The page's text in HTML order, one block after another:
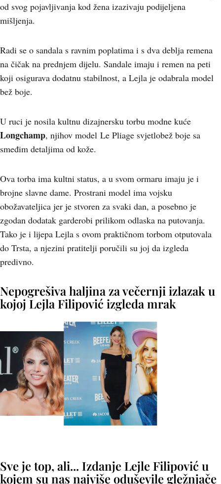
od svog pojavljivanja kod žena izazivaju podijeljena
mišljenja.
Radi se o sandala s ravnim poplatima i s dva deblja remena
na čičak na prednjem dijelu. Sandale imaju i remen na peti
koji osigurava dodatnu stabilnost, a Lejla je odabrala model
bež boje.
U ruci je nosila kultnu dizajnersku torbu modne kuće
Longchamp, njihov model Le Pliage svjetlobež boje sa
smeđim detaljima od kože.
Ova torba ima kultni status, a u svom ormaru imaju je i
brojne slavne dame. Prostrani model ima vojsku
obožavateljica jer je stvoren za svaki dan, a posebno je
zgodan dodatak garderobi prilikom odlaska na putovanja.
Tako je i lijepa Lejla s ovom praktičnom torbom otputovala
do Trsta, a njezini pratitelji poručili su joj da izgleda
predivno.
Nepogrešiva haljina za večernji izlazak u
kojoj Lejla Filipović izgleda mrak
Sve je top, ali... Izdanje Lejle Filipović u
kojem su nas najviše oduševile gležnjače